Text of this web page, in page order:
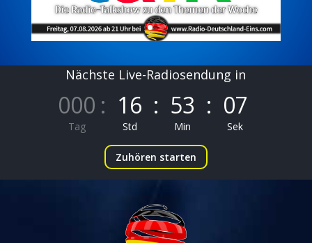
Nächste Live-Radiosendung in
000
Tag
: 16
Std
: 53
Min
: 06
Sek
Zuhören starten